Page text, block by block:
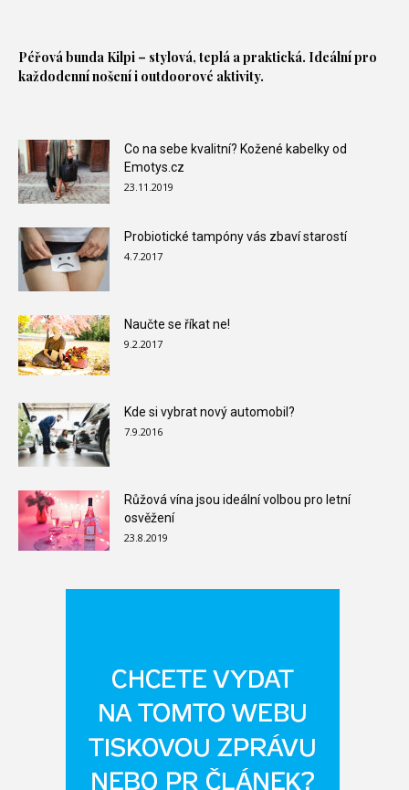
Péřová bunda Kilpi – stylová, teplá a praktická. Ideální pro
každodenní nošení i outdoorové aktivity.
Co na sebe kvalitní? Kožené kabelky od
Emotys.cz
23.11.2019
Probiotické tampóny vás zbaví starostí
4.7.2017
Naučte se říkat ne!
9.2.2017
Kde si vybrat nový automobil?
7.9.2016
Růžová vína jsou ideální volbou pro letní
osvěžení
23.8.2019